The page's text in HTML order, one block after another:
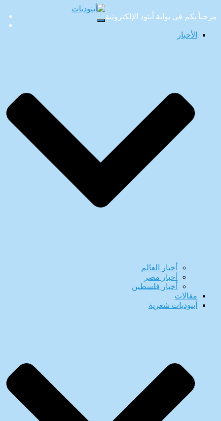
مرحباً بكم في بوابة أبنود الإلكترونية
تبديل
الأخبار
أخبار العالم
أخبار مصر
أخبار فلسطين
مقالات
أبنوديات شعرية